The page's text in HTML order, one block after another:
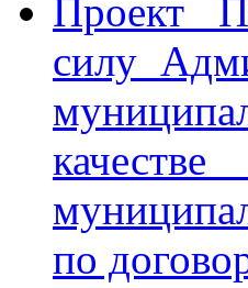
Проект
силу
по